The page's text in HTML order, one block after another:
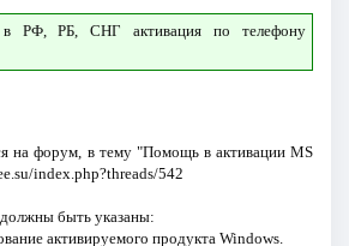
РФ, РБ, СНГ активация по телефону
на форум, в тему "Помощь в активации MS
index.php?threads/542
должны быть указаны:
активируемого продукта Windows.